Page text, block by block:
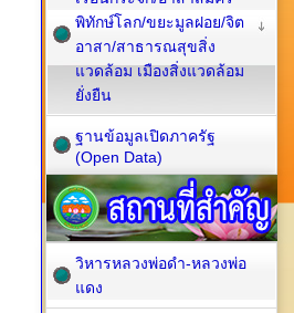
พิทักษ์โลก/ขยะมูลฝอย/จิต
อาสา/สาธารณสุขสิ่ง
แวดล้อม เมืองสิ่งแวดล้อม
ยั่งยืน
ฐานข้อมูลเปิดภาครัฐ
(Open Data)
วิหารหลวงพ่อดำ-หลวงพ่อ
แดง